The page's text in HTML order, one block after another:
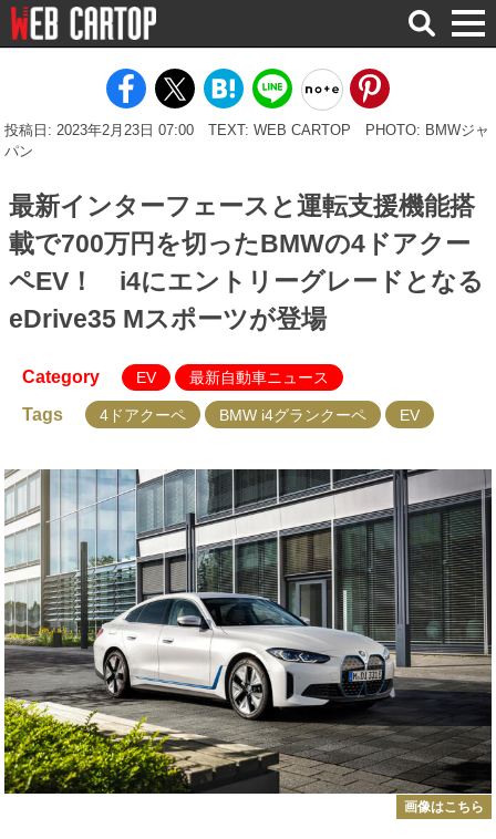
検
索
投稿日: 2023年2月23日 07:00 TEXT: WEB CARTOP
PHOTO: BMWジャ
パン
最新インターフェースと運転支援機能搭
載で700万円を切ったBMWの4ドアクー
ペEV！ i4にエントリーグレードとなる
eDrive35 Mスポーツが登場
Category EV 最新自動車ニュース
Tags 4ドアクーペ BMW i4グランクーペ EV
画像はこちら